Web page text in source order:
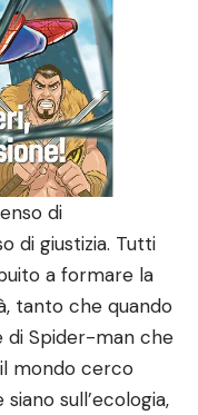
di
di giustizia. Tutti
a formare la
tanto che quando
di Spider-man che
mondo cerco
sull’ecologia,